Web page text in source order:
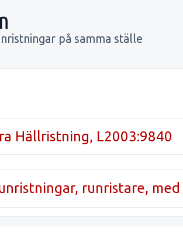
på samma ställe
Hällristning, L2003:9840
runristare, med